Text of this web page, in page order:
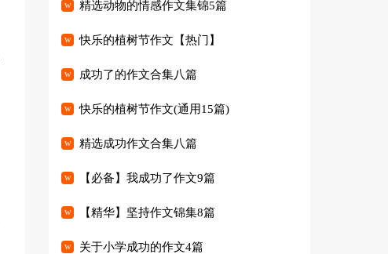
精选动物的情感作文集锦5篇
快乐的植树节作文【热门】
成功了的作文合集八篇
快乐的植树节作文(通用15篇)
精选成功作文合集八篇
【必备】我成功了作文9篇
【精华】坚持作文锦集8篇
关于小学成功的作文4篇